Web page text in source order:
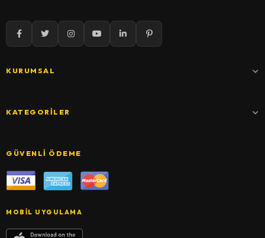
KURUMSAL
KATEGORILER
GÜVENLI ÖDEME
MOBIL UYGULAMA